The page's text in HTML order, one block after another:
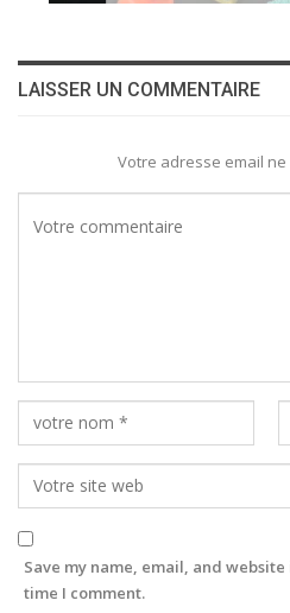
LAISSER UN COMMENTAIRE
Votre adresse email
Save my name, email, and
time I comment.